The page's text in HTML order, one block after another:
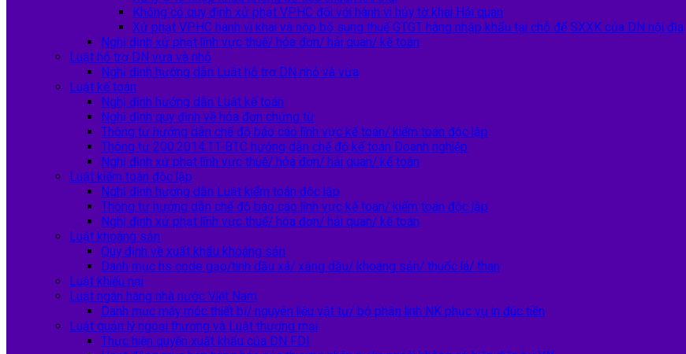
Không có quy định xử phạt VPHC đối với hành vi hủy tờ khai Hải quan
Xử phạt VPHC hành vi khai và nộp bổ sung thuế GTGT hàng nhập khẩu tại chỗ để SXXK của DN nội địa
Nghị định xử phạt lĩnh vực thuế/ hóa đơn/ hải quan/ kế toán
Luật hỗ trợ DN vừa và nhỏ
Nghị định hướng dẫn Luật hỗ trợ DN nhỏ và vừa
Luật kế toán
Nghị định hướng dẫn Luật kế toán
Nghị định quy định về hóa đơn chứng từ
Thông tư hướng dẫn chế độ báo cáo lĩnh vực kế toán/ kiểm toán độc lập
Thông tư 200.2014.TT-BTC hướng dẫn chế độ kế toán Doanh nghiệp
Nghị định xử phạt lĩnh vực thuế/ hóa đơn/ hải quan/ kế toán
Luật kiểm toán độc lập
Nghị định hướng dẫn Luật kiểm toán độc lập
Thông tư hướng dẫn chế độ báo cáo lĩnh vực kế toán/ kiểm toán độc lập
Nghị định xử phạt lĩnh vực thuế/ hóa đơn/ hải quan/ kế toán
Luật khoáng sản
Quy định về xuất khẩu khoáng sản
Danh mục hs code gạo/tinh dầu xá/ xăng dầu/ khoáng sản/ thuốc lá/ than
Luật khiếu nại
Luật ngân hàng nhà nước Việt Nam
Danh mục máy móc thiết bị/ nguyên liệu vật tư/ bộ phận linh NK phục vụ in đúc tiền
Luật quản lý ngoại thương và Luật thương mại
Thực hiện quyền xuất khẩu của DN FDI